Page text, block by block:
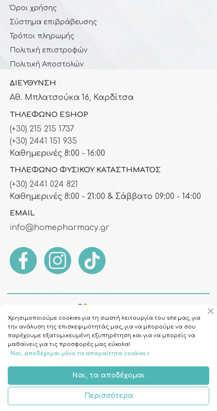
Όροι χρήσης
Σύστημα επιβράβευσης
Τρόποι πληρωμής
Πολιτική επιστροφών
Πολιτική Αποστολών
ΔΙΕΎΘΥΝΣΗ
Αθ. Μπλατσούκα 16, Καρδίτσα
ΤΗΛΈΦΩΝΟ ESHOP
(+30) 215 215 1737
(+30) 2441 151 935
Καθημερινές 8:00 - 16:00
ΤΗΛΈΦΩΝΟ ΦΥΣΙΚΟΎ ΚΑΤΑΣΤΉΜΑΤΟΣ
(+30) 2441 024 821
Καθημερινές 8:00 - 21:00 & Σάββατο 09:00 - 14:00
EMAIL
info@homepharmacy.gr
Copyright © 2026 HomePharmacy.gr
Χρησιμοποιούμε cookies για τη σωστή λειτουργία του site μας, για
την ανάλυση της επισκεψιμότητάς μας, για να μπορούμε να σου
παρέχουμε εξατομικευμένη εξυπηρέτηση και για να μπορείς να
μαθαίνεις για τις προσφορές μας εύκολα!
Ναι, αποδέχομαι μόνο τα απαραίτητα cookies >
Ναι, τα αποδέχομαι
Περισσότερα